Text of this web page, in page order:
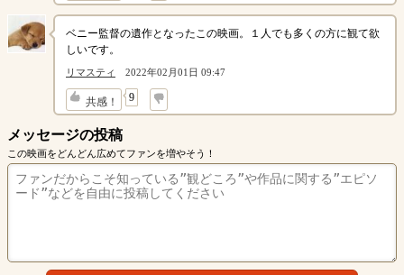
ベニー監督の遺作となったこの映画。１人でも多くの方に観て欲
しいです。
リマスティ 2022年02月01日 09:47
共感！ 9
↓
メッセージの投稿
この映画をどんどん広めてファンを増やそう！